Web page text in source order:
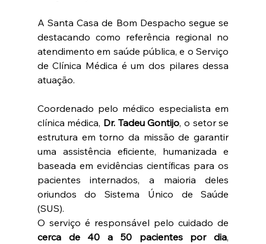
A Santa Casa de Bom Despacho segue se
destacando como referência regional no
atendimento em saúde pública, e o Serviço
de Clínica Médica é um dos pilares dessa
atuação.
Coordenado pelo médico especialista em
clínica médica, Dr. Tadeu Gontijo, o setor se
estrutura em torno da missão de garantir
uma assistência eficiente, humanizada e
baseada em evidências científicas para os
pacientes internados, a maioria deles
oriundos do Sistema Único de Saúde
(SUS).
cerca de 40 a 50 pacientes por dia,